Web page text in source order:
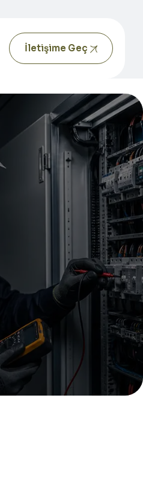
İletişime Geç